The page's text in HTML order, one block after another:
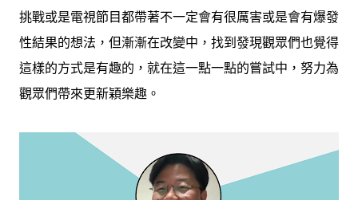
挑戰或是電視節目都帶著不一定會有很厲害或是會有爆發
性結果的想法，但漸漸在改變中，找到發現觀眾們也覺得
這樣的方式是有趣的，就在這一點一點的嘗試中，努力為
觀眾們帶來更新穎樂趣。